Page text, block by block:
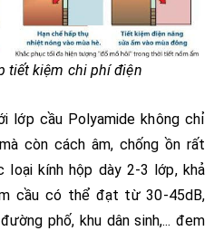
tiết kiệm chi phí điện
lớp cầu Polyamide không chỉ
còn cách âm, chống ồn rất
kính hộp dày 2-3 lớp, khả
cầu có thể đạt từ 30-45dB,
phố, khu dân sinh,... đem